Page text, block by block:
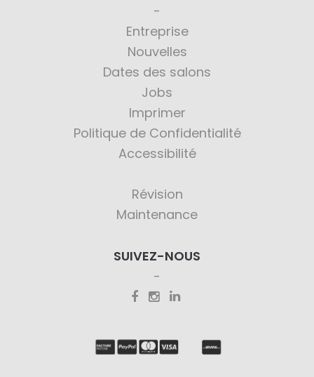
Entreprise
Nouvelles
Dates des salons
Jobs
Imprimer
Politique de Confidentialité
Accessibilité
Révision
Maintenance
SUIVEZ-NOUS